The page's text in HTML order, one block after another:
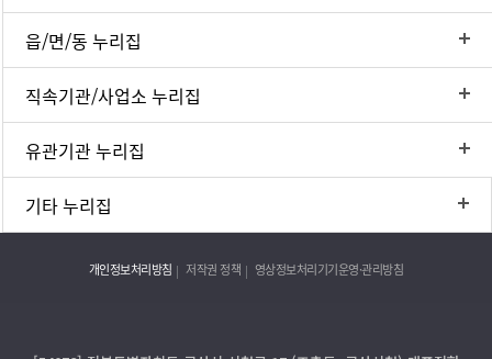
읍/면/동 누리집
직속기관/사업소 누리집
유관기관 누리집
기타 누리집
개인정보처리방침 저작권 정책 영상정보처리기기운영·관리방침